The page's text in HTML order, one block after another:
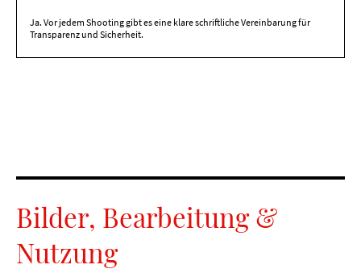
Ja. Vor jedem Shooting gibt es eine klare schriftliche Vereinbarung für
Transparenz und Sicherheit.
Bilder, Bearbeitung &
Nutzung